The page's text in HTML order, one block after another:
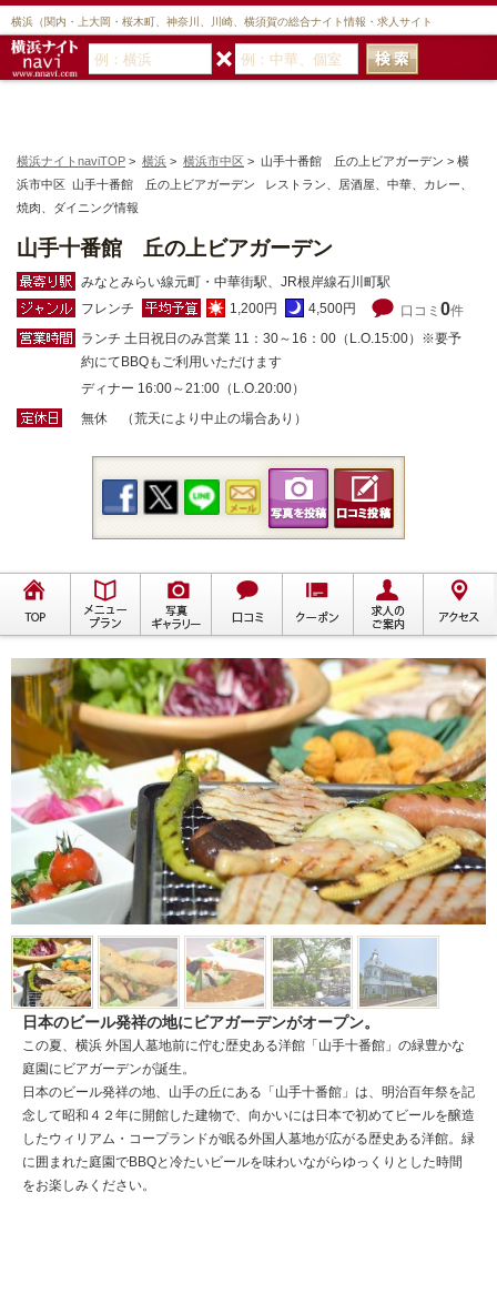
横浜（関内・上大岡・桜木町、神奈川、川崎、横須賀の総合ナイト情報・求人サイト
横浜ナイトnaviTOP > 横浜 > 横浜市中区 > 山手十番館 丘の上ビアガーデン > 横
浜市中区 山手十番館 丘の上ビアガーデン レストラン、居酒屋、中華、カレー、
焼肉、ダイニング情報
山手十番館 丘の上ビアガーデン
みなとみらい線元町・中華街駅、JR根岸線石川町駅
フレンチ
1,200円 4,500円 口コミ 0件
ランチ 土日祝日のみ営業 11：30～16：00（L.O.15:00）※要予
約にてBBQもご利用いただけます
ディナー 16:00～21:00（L.O.20:00）
無休 （荒天により中止の場合あり）
日本のビール発祥の地にビアガーデンがオープン。
この夏、横浜 外国人墓地前に佇む歴史ある洋館「山手十番館」の緑豊かな
庭園にビアガーデンが誕生。
日本のビール発祥の地、山手の丘にある「山手十番館」は、明治百年祭を記
念して昭和４２年に開館した建物で、向かいには日本で初めてビールを醸造
したウィリアム・コープランドが眠る外国人墓地が広がる歴史ある洋館。緑
に囲まれた庭園でBBQと冷たいビールを味わいながらゆっくりとした時間
をお楽しみください。